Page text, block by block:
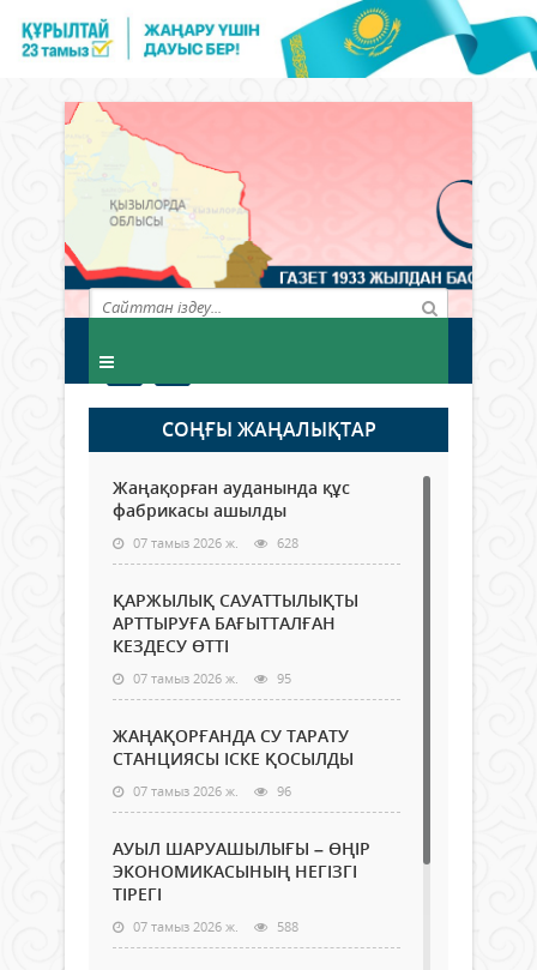
СОҢҒЫ ЖАҢАЛЫҚТАР
Жаңақорған ауданында құс
фабрикасы ашылды
07 тамыз 2026 ж. 628
ҚАРЖЫЛЫҚ САУАТТЫЛЫҚТЫ
АРТТЫРУҒА БАҒЫТТАЛҒАН
КЕЗДЕСУ ӨТТІ
07 тамыз 2026 ж. 95
ЖАҢАҚОРҒАНДА СУ ТАРАТУ
СТАНЦИЯСЫ ІСКЕ ҚОСЫЛДЫ
07 тамыз 2026 ж. 96
АУЫЛ ШАРУАШЫЛЫҒЫ – ӨҢІР
ЭКОНОМИКАСЫНЫҢ НЕГІЗГІ
ТІРЕГІ
07 тамыз 2026 ж. 588